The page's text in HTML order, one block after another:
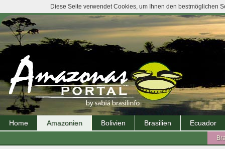
Home Amazonien Bolivien Brasilien Ecuador
Diese Seite verwendet Cookies, um Ihnen den bestmöglichen